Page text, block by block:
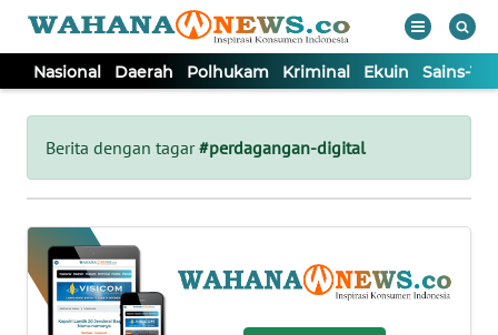
Nasional Daerah Polhukam Kriminal Ekuin Sains-
Berita dengan tagar#perdagangan-digital
Tutup
NASIONAL
DAERAH
POLHUKAM